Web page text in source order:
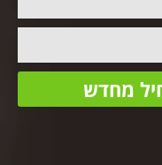
מחדש